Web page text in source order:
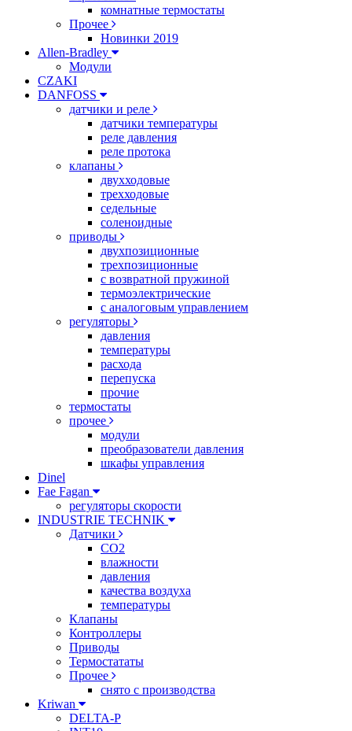
комнатные термостаты
Прочее
Новинки 2019
Allen-Bradley
Модули
CZAKI
DANFOSS
датчики и реле
датчики температуры
реле давления
реле протока
клапаны
двухходовые
трехходовые
седельные
соленоидные
приводы
двухпозиционные
трехпозиционные
с возвратной пружиной
термоэлектрические
с аналоговым управлением
регуляторы
давления
температуры
расхода
перепуска
прочие
термостаты
прочее
модули
преобразователи давления
шкафы управления
Dinel
Fae Fagan
регуляторы скорости
INDUSTRIE TECHNIK
Датчики
CO2
влажности
давления
качества воздуха
температуры
Клапаны
Контроллеры
Приводы
Термостататы
Прочее
снято с производства
Kriwan
DELTA-P